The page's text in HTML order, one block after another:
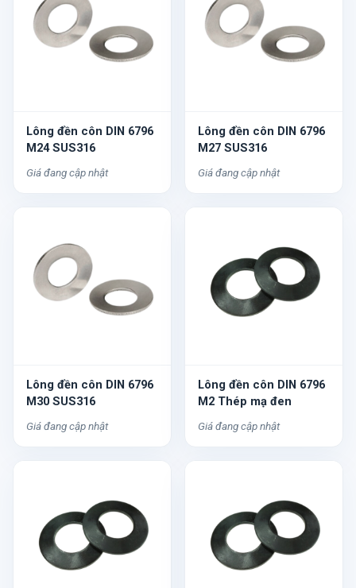
Lông đền côn DIN 6796
M24 SUS316
Giá đang cập nhật
Lông đền côn DIN 6796
M27 SUS316
Giá đang cập nhật
Lông đền côn DIN 6796
M30 SUS316
Giá đang cập nhật
Lông đền côn DIN 6796
M2 Thép mạ đen
Giá đang cập nhật